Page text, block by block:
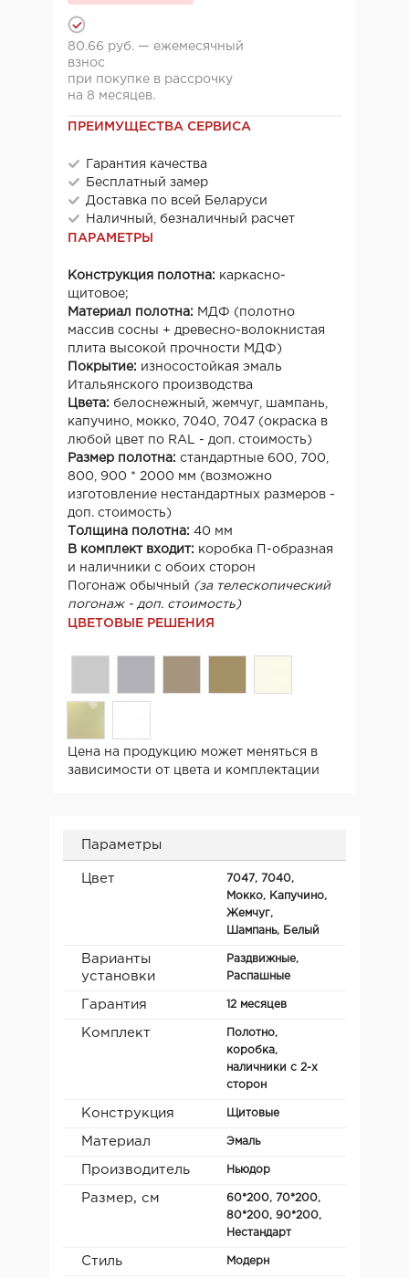
80.66 руб. — ежемесячный
взнос
при покупке в рассрочку
на 8 месяцев.
ПРЕИМУЩЕСТВА СЕРВИСА
Гарантия качества
Бесплатный замер
Доставка по всей Беларуси
Наличный, безналичный расчет
ПАРАМЕТРЫ
Конструкция полотна: каркасно-
щитовое;
Материал полотна: МДФ (полотно
массив сосны + древесно-волокнистая
плита высокой прочности МДФ)
Покрытие: износостойкая эмаль
Итальянского производства
Цвета: белоснежный, жемчуг, шампань,
капучино, мокко, 7040, 7047 (окраска в
любой цвет по RAL - доп. стоимость)
Размер полотна: стандартные 600, 700,
800, 900 * 2000 мм (возможно
изготовление нестандартных размеров -
доп. стоимость)
Толщина полотна: 40 мм
В комплект входит: коробка П-образная
и наличники с обоих сторон
Погонаж обычный (за телескопический
погонаж - доп. стоимость)
ЦВЕТОВЫЕ РЕШЕНИЯ
Цена на продукцию может меняться в
зависимости от цвета и комплектации
Параметры
Цвет
7047, 7040,
Мокко, Капучино,
Жемчуг,
Шампань, Белый
Варианты
установки
Раздвижные,
Распашные
Гарантия 12 месяцев
Комплект
Полотно,
коробка,
наличники с 2-х
сторон
Конструкция Щитовые
Материал Эмаль
Производитель Ньюдор
Размер, см
60*200, 70*200,
80*200, 90*200,
Нестандарт
Стиль Модерн